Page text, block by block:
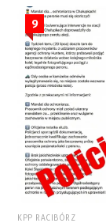
9
KPP RACIBÓRZ